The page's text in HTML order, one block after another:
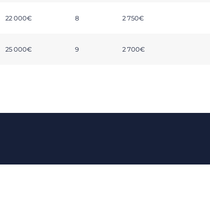
22 000€ 8 2 750€
25 000€ 9 2 700€